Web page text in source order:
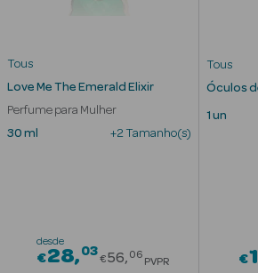
Ver Tudo
Cosmética
Rosto Luxo
Contorno de
Tous
Love Me The Emerald Elixir
Perfume para Mulher
30 ml
+2 Tamanho(s)
desde
€28 03Price reduced
€56 06
PVPR
Tous
Óculos
1 un
€